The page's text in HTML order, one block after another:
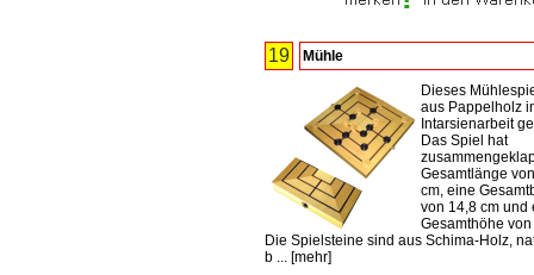
19 Mühle
Dieses
aus Pappelholz
Intarsienarbeit
Das Spiel hat
Gesamtlänge
cm, eine
von 14,8 cm und
Gesamthöhe von
Die Spielsteine sind aus Schima-Holz,
b ... [mehr]